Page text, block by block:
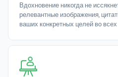
Вдохновение никогда не
релевантные изображения,
ваших конкретных целей во